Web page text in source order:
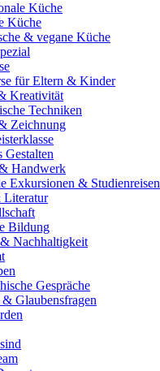
Küche
Küche
& vegane Küche
für Eltern & Kinder
Kreativität
Techniken
Zeichnung
Gestalten
Handwerk
Exkursionen & Studienreisen
Bildung
Nachhaltigkeit
Gespräche
Glaubensfragen